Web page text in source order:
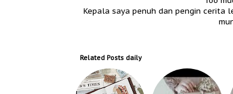
Kepala saya penuh dan pengin cerita
Related Posts daily